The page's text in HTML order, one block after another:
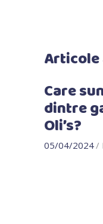
Care
dintre
Oli’s?
05/04/2024